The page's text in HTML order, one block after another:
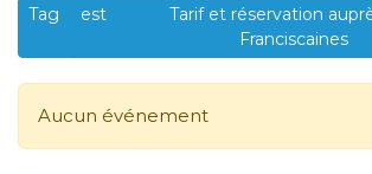
Tag est
Tarif et réservation
Franciscaines
Aucun événement